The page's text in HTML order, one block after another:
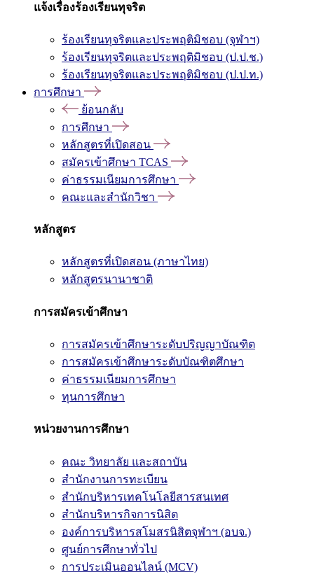
แจ้งเรื่องร้องเรียนทุจริต
ร้องเรียนทุจริตและประพฤติมิชอบ (จุฬาฯ)
ร้องเรียนทุจริตและประพฤติมิชอบ (ป.ป.ช.)
ร้องเรียนทุจริตและประพฤติมิชอบ (ป.ป.ท.)
การศึกษา
ย้อนกลับ
การศึกษา
หลักสูตรที่เปิดสอน
สมัครเข้าศึกษา TCAS
ค่าธรรมเนียมการศึกษา
คณะและสำนักวิชา
หลักสูตร
หลักสูตรที่เปิดสอน (ภาษาไทย)
หลักสูตรนานาชาติ
การสมัครเข้าศึกษา
การสมัครเข้าศึกษาระดับปริญญาบัณฑิต
การสมัครเข้าศึกษาระดับบัณฑิตศึกษา
ค่าธรรมเนียมการศึกษา
ทุนการศึกษา
หน่วยงานการศึกษา
คณะ วิทยาลัย และสถาบัน
สำนักงานการทะเบียน
สำนักบริหารเทคโนโลยีสารสนเทศ
สำนักบริหารกิจการนิสิต
องค์การบริหารสโมสรนิสิตจุฬาฯ (อบจ.)
ศูนย์การศึกษาทั่วไป
การประเมินออนไลน์ (MCV)